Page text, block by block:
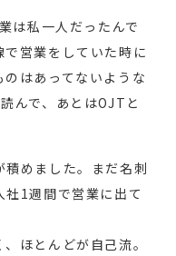
は私一人だったんで
営業をしていた時に
はあってないような
んで、あとはOJTと
めました。まだ名刺
1週間で営業に出て
ほとんどが自己流。